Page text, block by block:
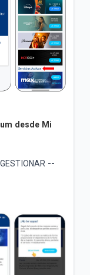
desde Mi
--